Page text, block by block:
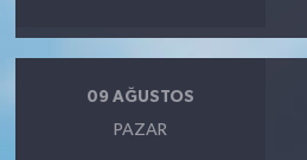
09 AĞUSTOS
PAZAR